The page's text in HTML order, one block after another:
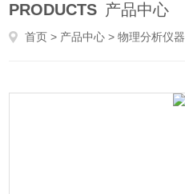
PRODUCTS 产品中心
首页 > 产品中心 >物理分析仪器